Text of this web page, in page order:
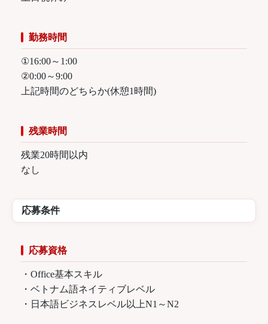
勤務時間
①16:00～1:00
②0:00～9:00
上記時間のどちらか(休憩1時間)
残業時間
残業20時間以内
なし
応募条件
応募資格
・Office基本スキル
・ベトナム語ネイティブレベル
・日本語ビジネスレベル以上N1～N2